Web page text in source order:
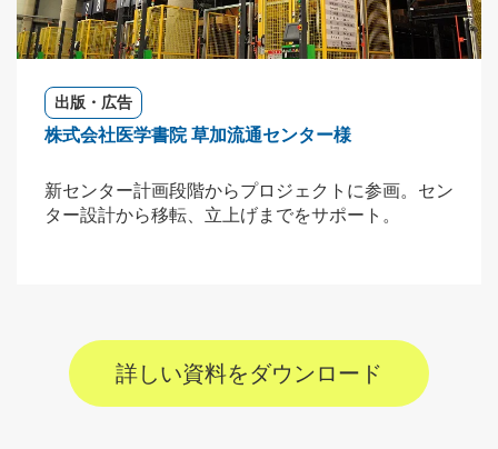
出版・広告
株式会社医学書院 草加流通センター様
新センター計画段階からプロジェクトに参画。セン
ター設計から移転、立上げまでをサポート。
詳しい資料をダウンロード